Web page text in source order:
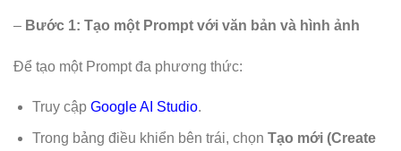
– Bước 1: Tạo một Prompt với văn bản và hình ảnh
Để tạo một Prompt đa phương thức:
Truy cập Google AI Studio.
Trong bảng điều khiển bên trái, chọn Tạo mới (Create